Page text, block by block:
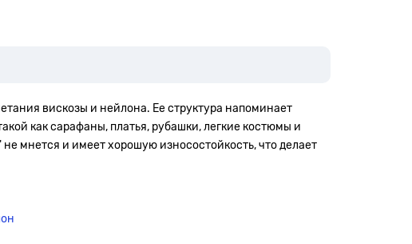
вискозы и нейлона. Ее структура напоминает
как сарафаны, платья, рубашки, легкие костюмы и
мнется и имеет хорошую износостойкость, что делает